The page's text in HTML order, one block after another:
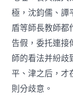
極，沈鈞儒、譚
盾等師長教師都
告假，委托連接
師的看法并紛歧
平、津之后，才
則分歧意。